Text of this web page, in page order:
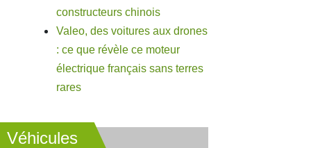
constructeurs chinois
Valeo, des voitures aux drones
: ce que révèle ce moteur
électrique français sans terres
rares
Véhicules